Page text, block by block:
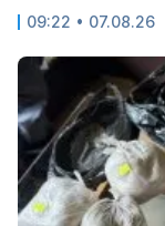
09:22 • 07.08.26